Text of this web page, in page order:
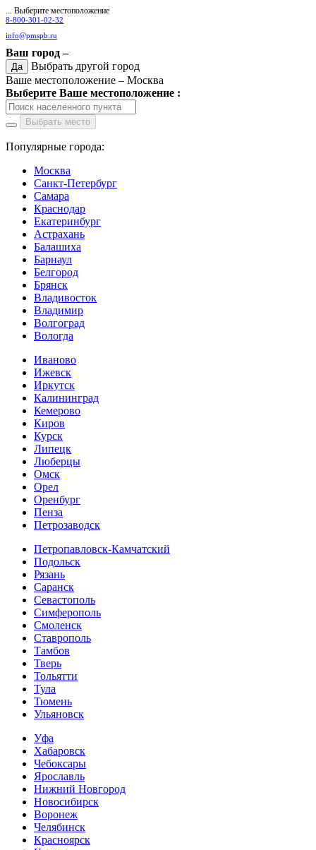
... Выберите местоположение
8-800-301-02-32
info@pmspb.ru
Ваш город –
Да
Выбрать другой город
Ваше местоположение – Москва
Выберите Ваше местоположение :
Выбрать место
Популярные города:
Москва
Санкт-Петербург
Самара
Краснодар
Екатеринбург
Астрахань
Балашиха
Барнаул
Белгород
Брянск
Владивосток
Владимир
Волгоград
Вологда
Иваново
Ижевск
Иркутск
Калининград
Кемерово
Киров
Курск
Липецк
Люберцы
Омск
Орел
Оренбург
Пенза
Петрозаводск
Петропавловск-Камчатский
Подольск
Рязань
Саранск
Севастополь
Симферополь
Смоленск
Ставрополь
Тамбов
Тверь
Тольятти
Тула
Тюмень
Ульяновск
Уфа
Хабаровск
Чебоксары
Ярославль
Нижний Новгород
Новосибирск
Воронеж
Челябинск
Красноярск